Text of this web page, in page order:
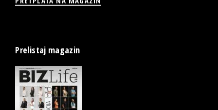
Prelistaj magazin